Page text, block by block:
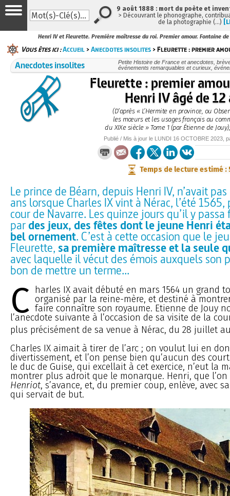
Henri IV et Fleurette. Première maîtresse du roi. Premier amour. Fontaine de
Vous êtes ici :Accueil >Anecdotes insolites > Fleurette : premier
Anecdotes insolites
Petite Histoire de France et anecdotes,
événements remarquables et curieux,
Fleurette : premier
Henri IV âgé de 12
(D’après « L’Hermite en province, ou
les mœurs et les usages français au
du XIXe siècle » Tome 1 (par Étienne de
Publié / Mis à jour le LUNDI 16 OCTOBRE 2023 ,
Temps de lecture estimé :
Le prince de Béarn, depuis Henri IV, n’avait
ans lorsque Charles IX vint à Nérac, l’été
cour de Navarre. Les quinze jours qu’il y
pardes jeux, des fêtes dont le jeune Henri
bel ornement. C’est à cette occasion que le
Fleurette,sa première maîtresse et la seule
avec laquelle il vécut des émois auxquels son
bon de mettre un terme...
C harles IX avait débuté en mars 1564 un grand
organisé par la reine-mère, et destiné à
faire connaître son royaume. Etienne de Jouy
l’anecdote suivante à l’occasion de sa visite de la
plus précisément de sa venue à Nérac, du 28 juillet
Charles IX aimait à tirer de l’arc ; on voulut lui en
divertissement, et l’on pense bien qu’aucun des
le duc de Guise, qui excellait à cet exercice, n’eut la
montrer plus adroit que le monarque. Henri, que
Henriot, s’avance, et, du premier coup, enlève, avec
qui servait de but.
9 août 1888 : mort du poète et
> Découvrant le phonographe,
de la photographie (…)